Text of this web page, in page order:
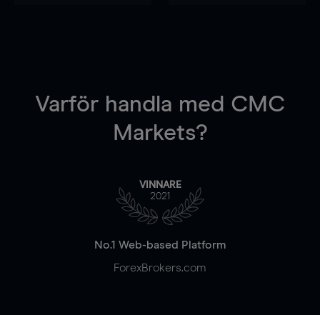
Varför handla med CMC
Markets?
VINNARE
2021
No.1 Web-based Platform
ForexBrokers.com